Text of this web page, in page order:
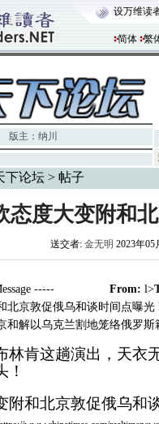
设万维读
简体 繁
版主： 纳川
下论坛> 帖子
态度大变附和
送交者: 金无明 2023年05
Message ----- From: l>
北京敦促俄乌和谈时间点曝光
京和解以乌克兰割地笼络
林肯这趟演出，天衣
！
附和北京敦促俄乌和